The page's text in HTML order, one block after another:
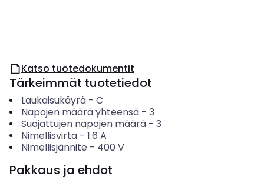
Katso tuotedokumentit
Tärkeimmät tuotetiedot
Laukaisukäyrä- C
Napojen määrä yhteensä- 3
Suojattujen napojen määrä- 3
Nimellisvirta- 1.6 A
Nimellisjännite - 400 V
Pakkaus ja ehdot